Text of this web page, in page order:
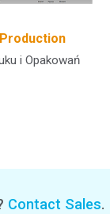
i Opakowań
Contact Sales.